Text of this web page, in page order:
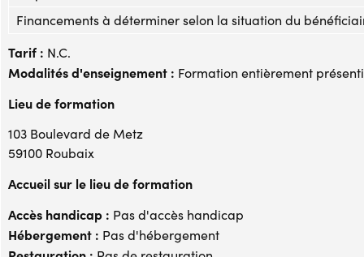
Financements à déterminer selon la situation du
Tarif : N.C.
Modalités d'enseignement : Formation entièrement
Lieu de formation
103 Boulevard de Metz
59100 Roubaix
Accueil sur le lieu de formation
Accès handicap : Pas d'accès handicap
Hébergement : Pas d'hébergement